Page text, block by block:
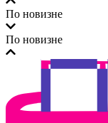
По новизне
По новизне